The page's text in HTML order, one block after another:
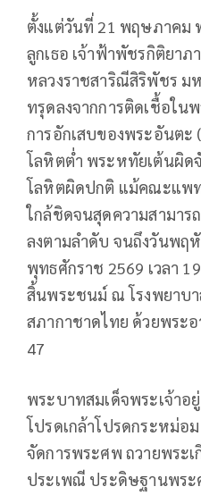
ตั้งแต่วันที่ 21 พฤษภาคม
ลูกเธอ เจ้าฟ้าพัชรกิติยา
หลวงราชสาริณีสิริพัชร ม
ทรุดลงจากการติดเชื้อใน
การอักเสบของพระอันตะ
โลหิตต่ำ พระหทัยเต้นผิด
โลหิตผิดปกติ แม้คณะแพท
ใกล้ชิดจนสุดความสามา
ลงตามลำดับ จนถึงวันพ
พุทธศักราช 2569 เวลา
สิ้นพระชนม์ ณ โรงพยาบ
สภากาชาดไทย ด้วยพระ
47
พระบาทสมเด็จพระเจ้าอ
โปรดเกล้าโปรดกระหม่อ
จัดการพระศพ ถวายพระ
ประเพณี ประดิษฐานพร